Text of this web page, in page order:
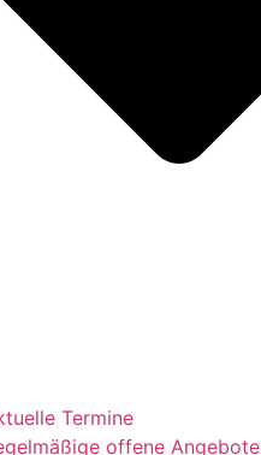
Termine
offene Angebote